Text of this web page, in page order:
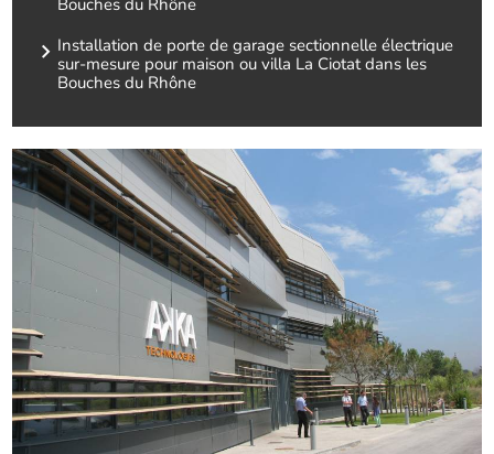
Bouches du Rhône
Installation de porte de garage sectionnelle électrique
sur-mesure pour maison ou villa La Ciotat dans les
Bouches du Rhône